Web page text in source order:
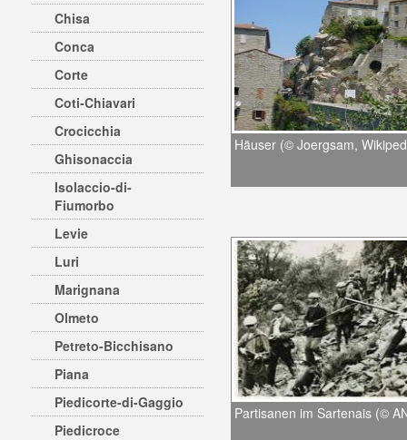
Chisa
Conca
Corte
Coti-Chiavari
Crocicchia
Ghisonaccia
Isolaccio-di-
Fiumorbo
Levie
Luri
Marignana
Olmeto
Petreto-Bicchisano
Piana
Piedicorte-di-Gaggio
Piedicroce
Häuser (© Joergsam,
Partisanen im Sartenais (©